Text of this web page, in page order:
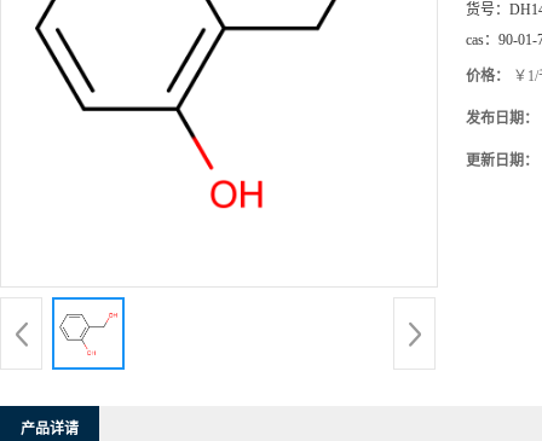
货号：
cas： 90-01-
价格： ￥
发布日期：
更新日期：
产品详请